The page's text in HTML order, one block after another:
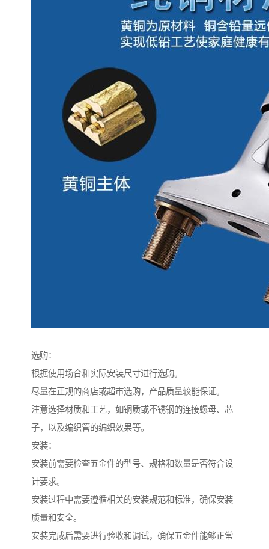
选购：
根据使用场合和实际安装尺寸进行选购。
尽量在正规的商店或超市选购，产品质量较能保证。
注意选择材质和工艺，如铜质或不锈钢的连接螺母、芯
子，以及编织管的编织效果等。
安装：
安装前需要检查五金件的型号、规格和数量是否符合设
计要求。
安装过程中需要遵循相关的安装规范和标准，确保安装
质量和安全。
安装完成后需要进行验收和调试，确保五金件能够正常